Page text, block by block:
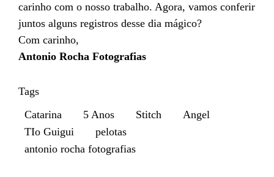
carinho com o nosso trabalho. Agora, vamos conferir
juntos alguns registros desse dia mágico?
Com carinho,
Antonio Rocha Fotografias
Tags
Catarina
5 Anos Stitch
Angel
TIo Guigui
pelotas
antonio rocha fotografias